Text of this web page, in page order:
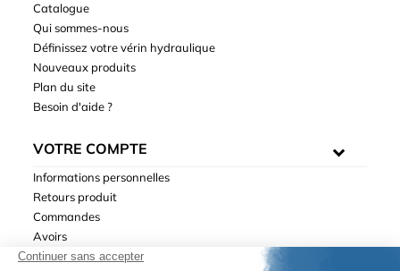
Catalogue
Qui sommes-nous
Définissez votre vérin hydraulique
Nouveaux produits
Plan du site
Besoin d'aide ?
VOTRE COMPTE
Informations personnelles
Retours produit
Commandes
Avoirs
Adresses